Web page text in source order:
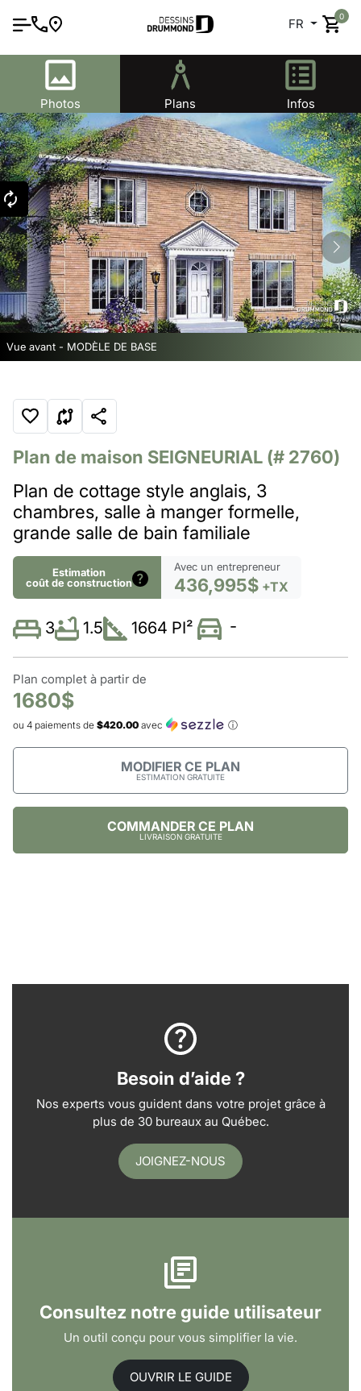
FR
0
Vue avant - MODÈLE DE BASE
Photos Plans Infos
Plan de maison SEIGNEURIAL (# 2760)
Plan de cottage style anglais, 3
chambres, salle à manger formelle,
grande salle de bain familiale
Estimation
coût de construction
Avec un entrepreneur
436,995$ +TX
3 1.5 1664 PI² -
Plan complet à partir de
1680$
ou 4 paiements de $420.00 avec ⓘ
MODIFIER CE PLAN
ESTIMATION GRATUITE
COMMANDER CE PLAN
LIVRAISON GRATUITE
Besoin d’aide ?
Nos experts vous guident dans votre projet grâce à
plus de 30 bureaux au Québec.
JOIGNEZ-NOUS
Consultez notre guide utilisateur
Un outil conçu pour vous simplifier la vie.
OUVRIR LE GUIDE